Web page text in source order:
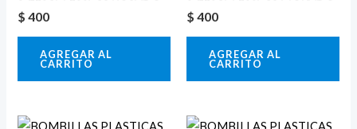
$ 400
AGREGAR AL
CARRITO
$ 400
AGREGAR AL
CARRITO